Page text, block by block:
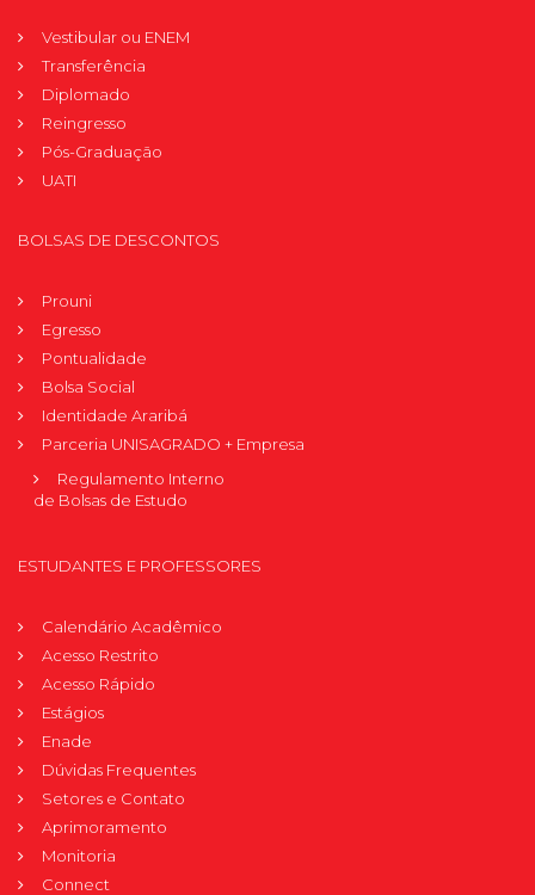
Vestibular ou ENEM
Transferência
Diplomado
Reingresso
Pós-Graduação
UATI
BOLSAS DE DESCONTOS
Prouni
Egresso
Pontualidade
Bolsa Social
Identidade Araribá
Parceria UNISAGRADO + Empresa
Regulamento Interno
de Bolsas de Estudo
ESTUDANTES E PROFESSORES
Calendário Acadêmico
Acesso Restrito
Acesso Rápido
Estágios
Enade
Dúvidas Frequentes
Setores e Contato
Aprimoramento
Monitoria
Connect